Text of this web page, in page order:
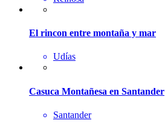
El rincon entre montaña y mar
Udías
Casuca Montañesa en Santander
Santander